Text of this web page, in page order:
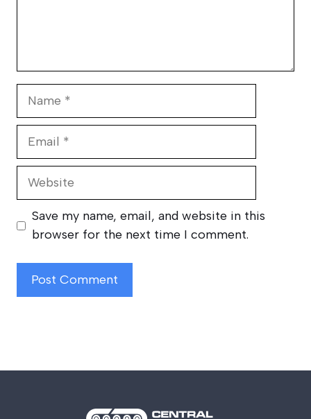
Website
Save my name, email, and website in this
browser for the next time I comment.